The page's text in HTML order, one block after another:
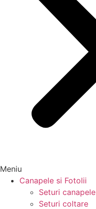
Meniu
Canapele si Fotolii
Seturi canapele
Seturi coltare